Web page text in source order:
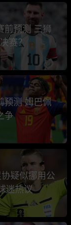
前预测 三狮
赛？
预测 姆巴佩
争
疑似挪用公
迷热议